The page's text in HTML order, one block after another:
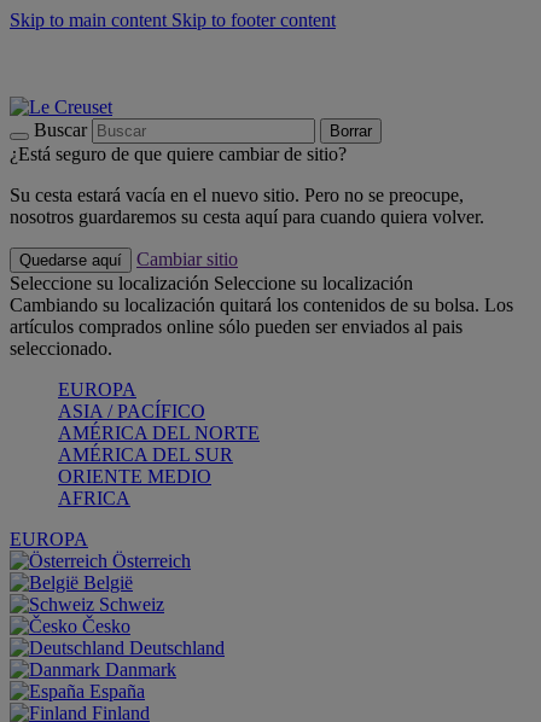
Skip to main content Skip to footer content
Buscar Borrar
¿Está seguro de que quiere cambiar de sitio?
Su cesta estará vacía en el nuevo sitio. Pero no se preocupe,
nosotros guardaremos su cesta aquí para cuando quiera volver.
Quedarse aquí
Cambiar sitio
Seleccione su localización Seleccione su localización
Cambiando su localización quitará los contenidos de su bolsa. Los
artículos comprados online sólo pueden ser enviados al pais
seleccionado.
EUROPA
ASIA / PACÍFICO
AMÉRICA DEL NORTE
AMÉRICA DEL SUR
ORIENTE MEDIO
AFRICA
EUROPA
Österreich
België
Schweiz
Česko
Deutschland
Danmark
España
Finland